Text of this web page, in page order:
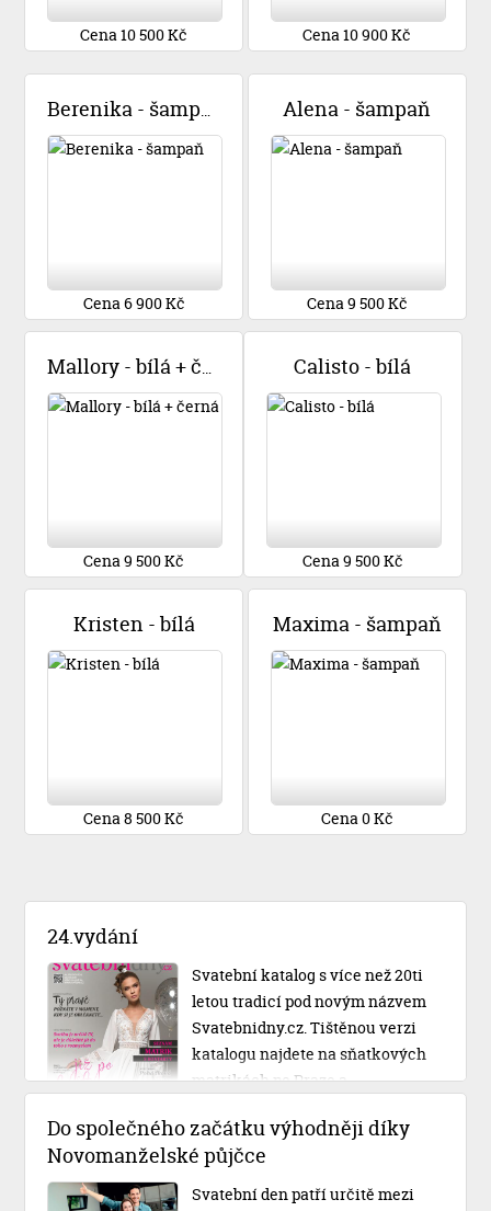
Cena 10 500 Kč Cena 10 900 Kč
Berenika - šampaň
Cena 6 900 Kč
Alena - šampaň
Cena 9 500 Kč
Mallory - bílá + černá
Cena 9 500 Kč
Calisto - bílá
Cena 9 500 Kč
Kristen - bílá
Cena 8 500 Kč
Maxima - šampaň
Cena 0 Kč
24.vydání
Svatební katalog s více než 20ti
letou tradicí pod novým názvem
Svatebnidny.cz. Tištěnou verzi
katalogu najdete na sňatkových
matrikách po Praze a
Do společného začátku výhodněji díky
Novomanželské půjčce
Svatební den patří určitě mezi